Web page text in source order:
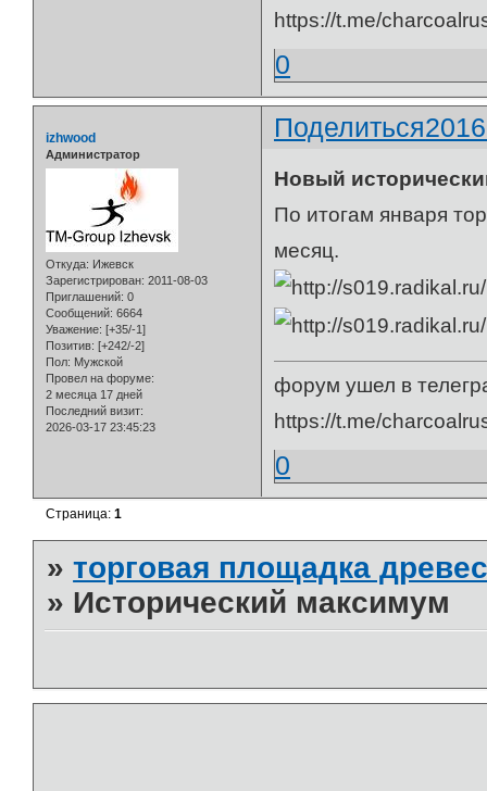
https://t.me/
0
Поделиться
izhwood
Администратор
Откуда: Ижевск
Зарегистрирован: 2011-08-03
Приглашений: 0
Сообщений: 6664
Уважение: [+35/-1]
Позитив: [+242/-2]
Пол: Мужской
Провел на форуме:
2 месяца 17 дней
Последний визит:
2026-03-17 23:45:23
Новый
По итогам января
месяц.
форум ушел в
https://t.me/
0
Страница:1
»торговая площадка
» Исторический максимум